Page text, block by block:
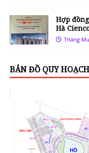
Hợp
Hà
Tháng
BẢN ĐỒ QUY